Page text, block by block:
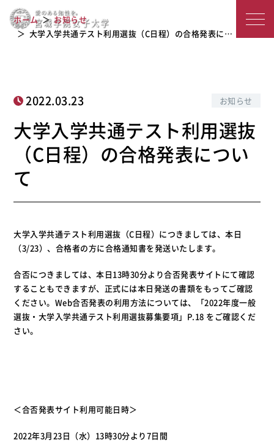
城
子
大
大学入学共通テスト利用選抜（C日
程）の合格発表について
ホーム
お知らせ
大学入学共通テスト利用選抜（C日程）の合格発表に…
2022.03.23 お知らせ
大学入学共通テスト利用選抜
（C日程）の合格発表につい
て
大学入学共通テスト利用選抜（C日程）につきましては、本日
（3/23）、合格者の方に合格通知書を発送いたします。
合否につきましては、本日13時30分より合否発表サイトにて確認
することもできますが、正式には本日発送の書類をもってご確認
ください。Web合否発表の利用方法については、「2022年度一般
選抜・大学入学共通テスト利用選抜募集要項」P.18 をご確認くだ
さい。
＜合否発表サイト利用可能日時＞
2022年3月23日（水）13時30分より7日間